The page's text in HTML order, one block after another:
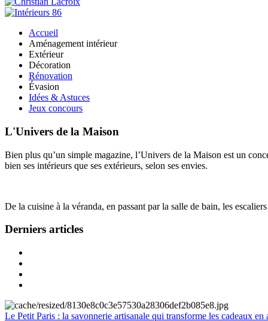
Accueil
Aménagement intérieur
Extérieur
Décoration
Rénovation
Évasion
Idées & Astuces
Jeux concours
L'Univers de la Maison
Bien plus qu’un simple magazine, l’Univers de la Maison est un
bien ses intérieurs que ses extérieurs, selon ses envies.
De la cuisine à la véranda, en passant par la salle de bain, les
Derniers articles
Le Petit Paris : la savonnerie artisanale qui transforme les cadeaux en